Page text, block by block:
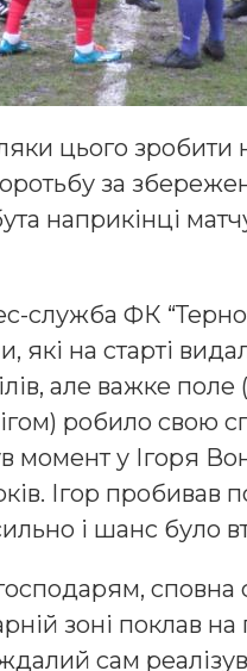
цього
за
наприкінці
служба ФК
на старті
але важке поле
робило свою
момент у Ігоря
Ігор пробивав
і шанс було
сповна
зоні поклав
сам